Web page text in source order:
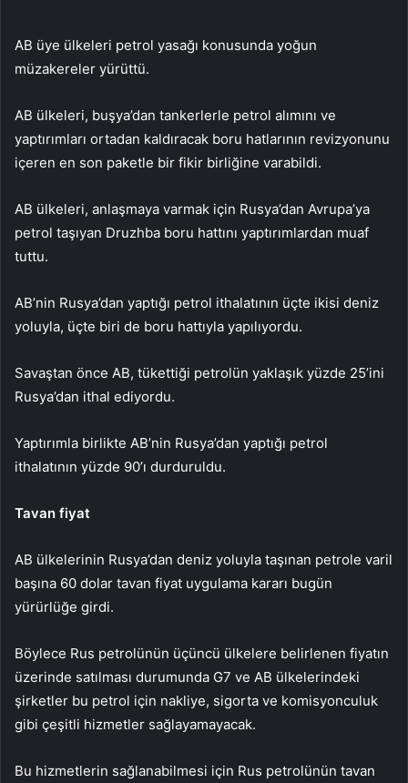
AB üye ülkeleri petrol yasağı konusunda yoğun
müzakereler yürüttü.
AB ülkeleri, buşya’dan tankerlerle petrol alımını ve
yaptırımları ortadan kaldıracak boru hatlarının revizyonunu
içeren en son paketle bir fikir birliğine varabildi.
AB ülkeleri, anlaşmaya varmak için Rusya’dan Avrupa’ya
petrol taşıyan Druzhba boru hattını yaptırımlardan muaf
tuttu.
AB’nin Rusya’dan yaptığı petrol ithalatının üçte ikisi deniz
yoluyla, üçte biri de boru hattıyla yapılıyordu.
Savaştan önce AB, tükettiği petrolün yaklaşık yüzde 25’ini
Rusya’dan ithal ediyordu.
Yaptırımla birlikte AB’nin Rusya’dan yaptığı petrol
ithalatının yüzde 90’ı durduruldu.
Tavan fiyat
AB ülkelerinin Rusya’dan deniz yoluyla taşınan petrole varil
başına 60 dolar tavan fiyat uygulama kararı bugün
yürürlüğe girdi.
Böylece Rus petrolünün üçüncü ülkelere belirlenen fiyatın
üzerinde satılması durumunda G7 ve AB ülkelerindeki
şirketler bu petrol için nakliye, sigorta ve komisyonculuk
gibi çeşitli hizmetler sağlayamayacak.
Bu hizmetlerin sağlanabilmesi için Rus petrolünün tavan